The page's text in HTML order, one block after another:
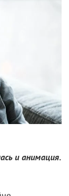
и анимация.